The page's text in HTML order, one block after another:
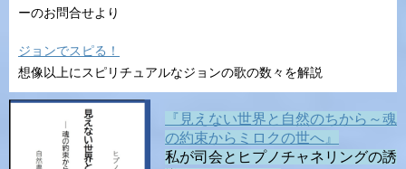
ーのお問合せより
ジョンでスピる！
想像以上にスピリチュアルなジョンの歌の数々を解説
『見えない世界と自然のちから～魂
の約束からミロクの世へ』
私が司会とヒプノチャネリングの誘